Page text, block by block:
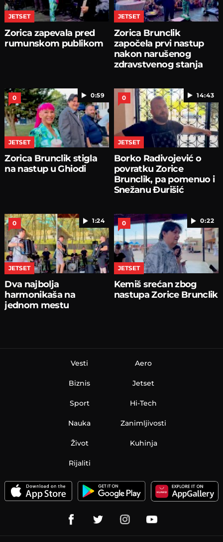
JETSET
Zorica zapevala pred
rumunskom publikom
JETSET
Zorica Brunclik
započela prvi nastup
nakon narušenog
zdravstvenog stanja
0:59
0
JETSET
Zorica Brunclik stigla
na nastup u Ghiodi
14:43
0
JETSET
Borko Radivojević o
povratku Zorice
Brunclik, pa pomenuo i
Snežanu Đurišić
1:24
0
JETSET
Dva najbolja
harmonikaša na
jednom mestu
0:22
0
JETSET
Kemiš srećan zbog
nastupa Zorice Brunclik
Vesti
Biznis
Sport
Nauka
Aero
Jetset
Hi-Tech
Zanimljivosti
Život Kuhinja
Rijaliti